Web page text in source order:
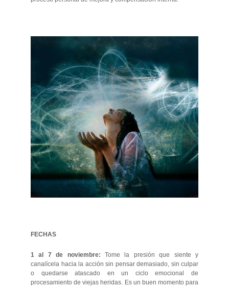
FECHAS
1 al 7 de noviembre: Tome la presión que siente y
canalícela hacia la acción sin pensar demasiado, sin culpar
o quedarse atascado en un ciclo emocional de
procesamiento de viejas heridas. Es un buen momento para